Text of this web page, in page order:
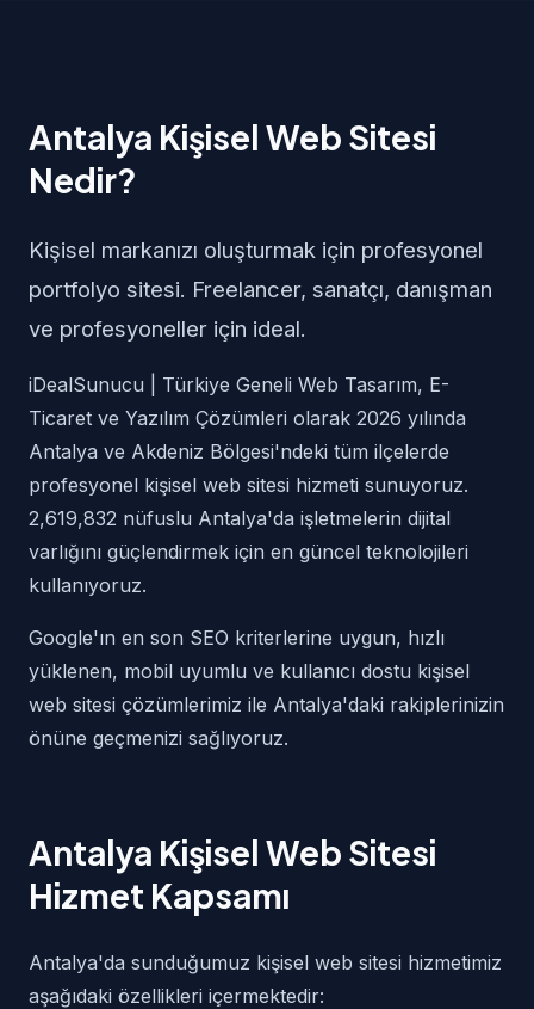
Antalya Kişisel Web Sitesi
Nedir?
Kişisel markanızı oluşturmak için profesyonel
portfolyo sitesi. Freelancer, sanatçı, danışman
ve profesyoneller için ideal.
iDealSunucu | Türkiye Geneli Web Tasarım, E-
Ticaret ve Yazılım Çözümleri olarak 2026 yılında
Antalya ve Akdeniz Bölgesi'ndeki tüm ilçelerde
profesyonel kişisel web sitesi hizmeti sunuyoruz.
2,619,832 nüfuslu Antalya'da işletmelerin dijital
varlığını güçlendirmek için en güncel teknolojileri
kullanıyoruz.
Google'ın en son SEO kriterlerine uygun, hızlı
yüklenen, mobil uyumlu ve kullanıcı dostu kişisel
web sitesi çözümlerimiz ile Antalya'daki rakiplerinizin
önüne geçmenizi sağlıyoruz.
Antalya Kişisel Web Sitesi
Hizmet Kapsamı
Antalya'da sunduğumuz kişisel web sitesi hizmetimiz
aşağıdaki özellikleri içermektedir: